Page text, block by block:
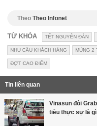
Theo Theo Infonet
TỪ KHÓA TẾT NGUYÊN ĐÁN
NHU CẦU KHÁCH HÀNG MÙNG 2
ĐỢT CAO ĐIỂM
Tin liên quan
Vinasun đòi
tiêu thực sự là